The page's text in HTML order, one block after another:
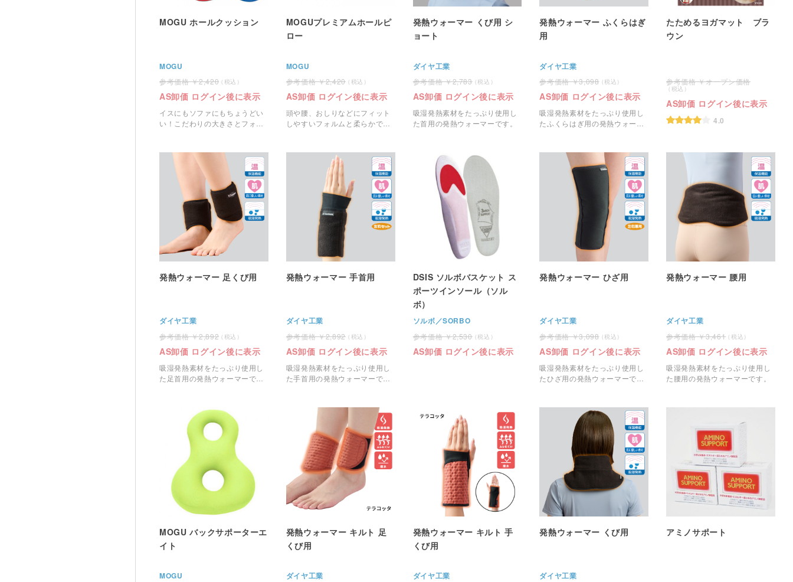
MOGU ホールクッション
MOGU
2,420
AS卸価 ログイン後に表示
イスにもソファにもちょうどい
い！こだわりの大きさとフォル
MOGUプレミアムホールピ
ロー
MOGU
2,420
AS卸価 ログイン後に表示
頭や腰、おしりなどにフィット
しやすいフォルムと柔らかで心
発熱ウォーマー くび用 シ
ョート
ダイヤ工業
2,783
AS卸価 ログイン後に表示
吸湿発熱素材をたっぷり使用し
た首用の発熱ウォーマーです。
発熱ウォーマー ふくらはぎ
用
ダイヤ工業
3,098
AS卸価 ログイン後に表示
吸湿発熱素材をたっぷり使用し
たふくらはぎ用の発熱ウォーマ
たためるヨガマット ブラ
ウン
オープン価格
AS卸価 ログイン後に表示
4.0
発熱ウォーマー 足くび用
ダイヤ工業
2,892
AS卸価 ログイン後に表示
吸湿発熱素材をたっぷり使用し
た足首用の発熱ウォーマーで
発熱ウォーマー 手首用
ダイヤ工業
2,892
AS卸価 ログイン後に表示
吸湿発熱素材をたっぷり使用し
た手首用の発熱ウォーマーで
DSIS ソルボバスケット ス
ポーツインソール（ソル
ボ）
ソルボ／SORBO
2,530
AS卸価 ログイン後に表示
発熱ウォーマー ひざ用
ダイヤ工業
3,098
AS卸価 ログイン後に表示
吸湿発熱素材をたっぷり使用し
たひざ用の発熱ウォーマーで
発熱ウォーマー 腰用
ダイヤ工業
3,461
AS卸価 ログイン後に表示
吸湿発熱素材をたっぷり使用し
た腰用の発熱ウォーマーです。
MOGU バックサポーターエ
イト
MOGU
発熱ウォーマー キルト 足
くび用
ダイヤ工業
発熱ウォーマー キルト 手
くび用
ダイヤ工業
発熱ウォーマー くび用
ダイヤ工業
アミノサポート